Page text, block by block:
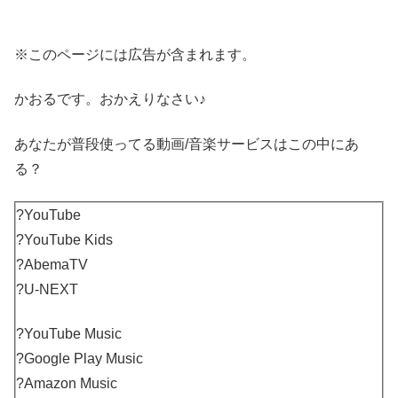
※このページには広告が含まれます。
かおるです。おかえりなさい♪
あなたが普段使ってる動画/音楽サービスはこの中にあ
る？
?YouTube
?YouTube Kids
?AbemaTV
?U-NEXT
?YouTube Music
?Google Play Music
?Amazon Music